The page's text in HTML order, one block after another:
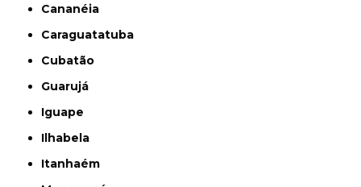
Cananéia
Caraguatatuba
Cubatão
Guarujá
Iguape
Ilhabela
Itanhaém